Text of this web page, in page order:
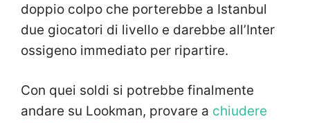
doppio colpo che porterebbe a Istanbul
due giocatori di livello e darebbe all’Inter
ossigeno immediato per ripartire.
Con quei soldi si potrebbe finalmente
andare su Lookman, provare a chiudere